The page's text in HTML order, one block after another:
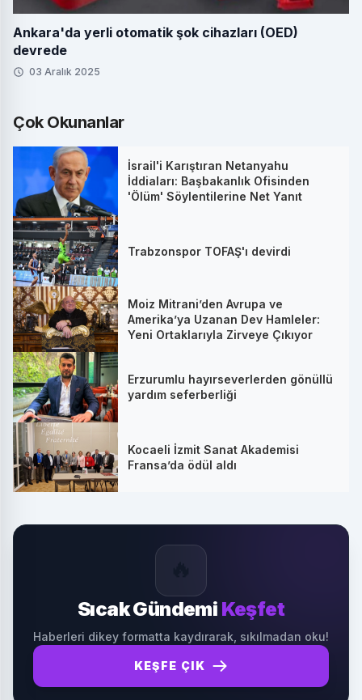
Ankara'da yerli otomatik şok cihazları (OED)
devrede
03 Aralık 2025
Çok Okunanlar
İsrail'i Karıştıran Netanyahu
İddiaları: Başbakanlık Ofisinden
'Ölüm' Söylentilerine Net Yanıt
Trabzonspor TOFAŞ'ı devirdi
Moiz Mitrani’den Avrupa ve
Amerika’ya Uzanan Dev Hamleler:
Yeni Ortaklarıyla Zirveye Çıkıyor
Erzurumlu hayırseverlerden gönüllü
yardım seferberliği
Kocaeli İzmit Sanat Akademisi
Fransa’da ödül aldı
Sıcak Gündemi Keşfet
Haberleri dikey formatta kaydırarak, sıkılmadan oku!
KEŞFE ÇIK